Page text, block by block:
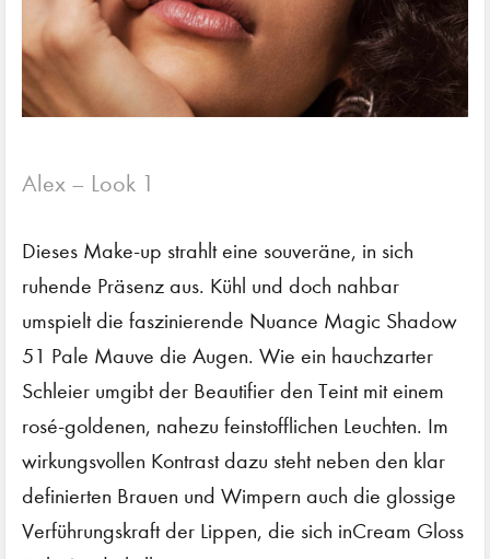
Alex – Look 1
Dieses Make-up strahlt eine souveräne, in sich
ruhende Präsenz aus. Kühl und doch nahbar
umspielt die faszinierende Nuance Magic Shadow
51 Pale Mauve die Augen. Wie ein hauchzarter
Schleier umgibt der Beautifier den Teint mit einem
rosé-goldenen, nahezu feinstofflichen Leuchten. Im
wirkungsvollen Kontrast dazu steht neben den klar
definierten Brauen und Wimpern auch die glossige
Verführungskraft der Lippen, die sich inCream Gloss